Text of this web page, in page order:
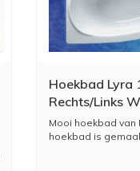
Hoekbad Lyra
Rechts/Links
Mooi hoekbad van
hoekbad is